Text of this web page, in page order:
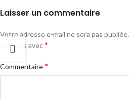
Laisser un commentaire
Votre adresse e-mail ne sera pas publiée.
indiqués avec*
Commentaire*